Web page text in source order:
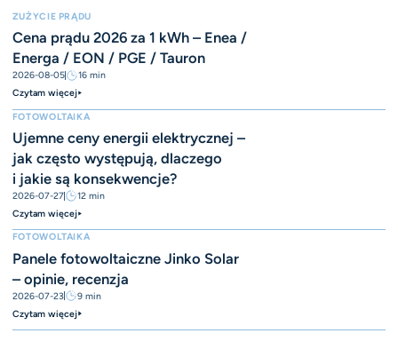
ZUŻYCIE PRĄDU
Cena prądu 2026 za 1 kWh – Enea /
Energa / EON / PGE / Tauron
2026-08-05 16 min
Czytam więcej
FOTOWOLTAIKA
Ujemne ceny energii elektrycznej –
jak często występują, dlaczego
i jakie są konsekwencje?
2026-07-27 12 min
Czytam więcej
FOTOWOLTAIKA
Panele fotowoltaiczne Jinko Solar
– opinie, recenzja
2026-07-23 9 min
Czytam więcej